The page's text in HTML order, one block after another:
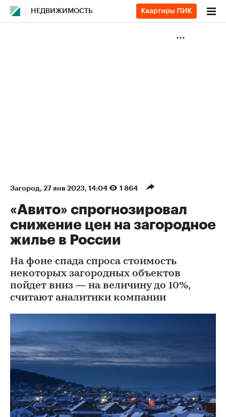
НЕДВИЖИМОСТЬ
Загород⁠, 27 янв 2023, 14:04 1 864
«Авито» спрогнозировал
снижение цен на загородное
жилье в России
На фоне спада спроса стоимость
некоторых загородных объектов
пойдет вниз — на величину до 10%,
считают аналитики компании